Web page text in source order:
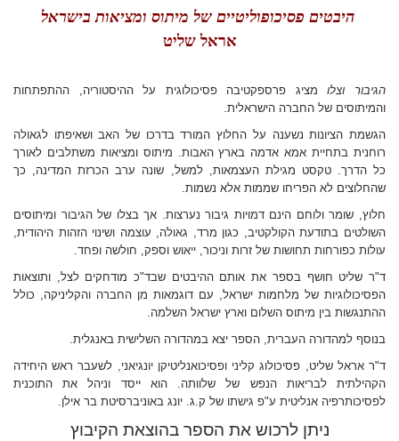
היבטים פסיכופוליטיים של מיתוס ומציאות בישראל
אראל שליט
הגיבור וצלומציג פרספקטיבה פסיכולוגית על ההיסטוריה, ההתפתחות
והמיתוסים של החברה הישראלית.
הגשמת הציונות נשענה על החלוץ המורד בדרכו של האב ושאיפתו לגאולה
רוחנית בתחיית אמא אדמה בארץ האבות. מיתוס ומציאות משתלבים לאורך
כל הדרך. טקסט מגילת העצמאות, למשל, שונה ערב הכרזת המדינה, כך
שהחלוצים לא הפריחו שממות אלא נשמות.
חלוץ, שומר ולוחם הינם דמויות גיבור נערצות. אך בצלו של הגיבור ומיתוסים
השולטים בתודעת הקולקטיב, כגון מרד, גאולה, עוצמה ושינוי הזהות היהודית,
עולות כפורחות תחושות של זרות וניכור, ייאוש וספק, חולשה ופחד.
ד"ר שליט חושף בספר את אותם ההיבטים שבד"כ מודחקים לצל, ותוצאות
הפסיכולוגיות של מלחמות ישראל, עם דוגמאות מן החברה והקליניקה, כולל
ההתנגשות בין מיתוס השלום וארץ ישראל השלמה.
בנוסף למהדורה העברית, הספר יצא במהדורה השלישית באנגלית.
ד"ר אראל שליט, פסיכולוג קליני ופסיכואנליטיקן יונגיאני, לשעבר ראש היחידה
הקהילתית לבריאות הנפש של שלוותה. הוא ייסד וניהל את התוכנית
לפסיכותרפיה אנליטית ע"פ גישתו של ק.ג. יונג באוניברסיטת בר אילן.
ניתן לרכוש את הספר בהוצאת הקיבוץ